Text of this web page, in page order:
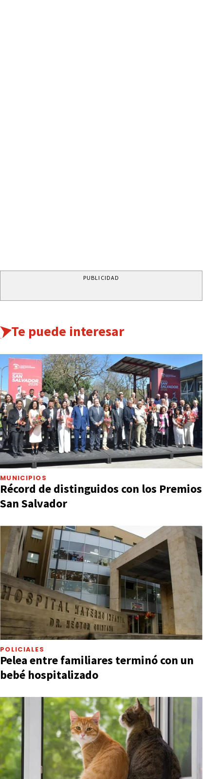
PUBLICIDAD
Te puede interesar
MUNICIPIOS
Récord de distinguidos con los Premios
San Salvador
POLICIALES
Pelea entre familiares terminó con un
bebé hospitalizado